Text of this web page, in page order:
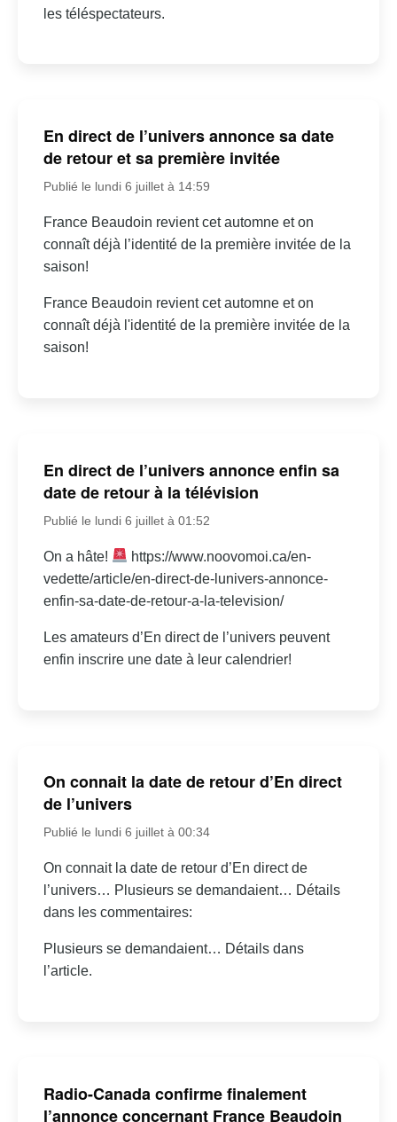
les téléspectateurs.
En direct de l’univers annonce sa date
de retour et sa première invitée
Publié le lundi 6 juillet à 14:59
France Beaudoin revient cet automne et on
connaît déjà l’identité de la première invitée de la
saison!
France Beaudoin revient cet automne et on
connaît déjà l'identité de la première invitée de la
saison!
En direct de l’univers annonce enfin sa
date de retour à la télévision
Publié le lundi 6 juillet à 01:52
On a hâte!
https://www.noovomoi.ca/en-
vedette/article/en-direct-de-lunivers-annonce-
enfin-sa-date-de-retour-a-la-television/
Les amateurs d’En direct de l’univers peuvent
enfin inscrire une date à leur calendrier!
On connait la date de retour d’En direct
de l’univers
Publié le lundi 6 juillet à 00:34
On connait la date de retour d’En direct de
l’univers… Plusieurs se demandaient… Détails
dans les commentaires:
Plusieurs se demandaient… Détails dans
l’article.
Radio-Canada confirme finalement
l’annonce concernant France Beaudoin